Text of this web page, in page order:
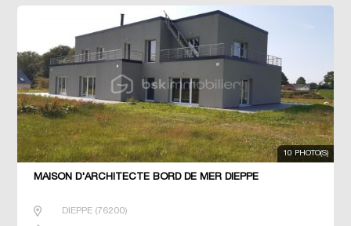
10 PHOTO(S)
MAISON D'ARCHITECTE BORD DE MER DIEPPE
DIEPPE(76200)